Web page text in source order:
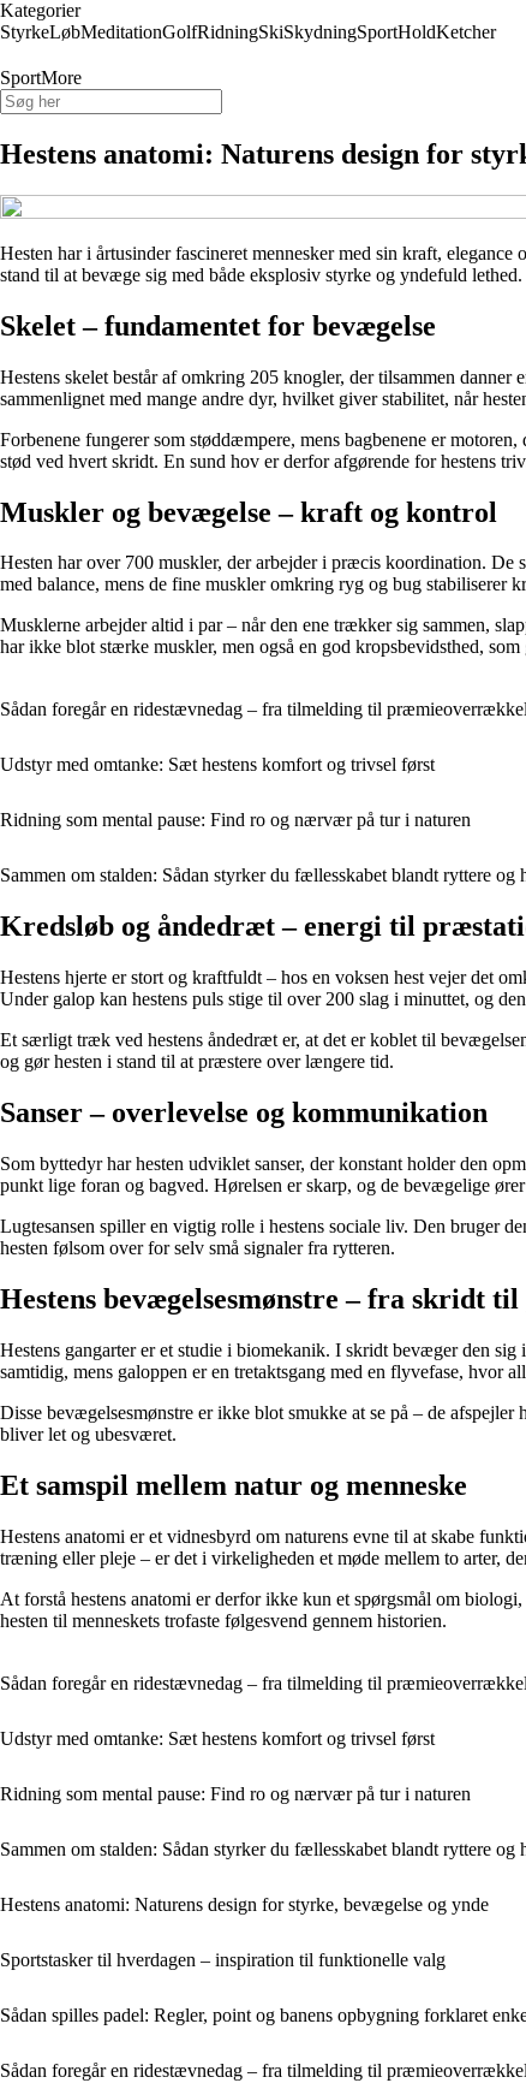
Kategorier
StyrkeLøbMeditationGolfRidningSkiSkydningSportHoldKetcher
SportMore
Hestens anatomi: Naturens design for
Hesten har i årtusinder fascineret mennesker med sin kraft,
stand til at bevæge sig med både eksplosiv styrke og yndefuld
Skelet – fundamentet for bevægelse
Hestens skelet består af omkring 205 knogler, der tilsammen
sammenlignet med mange andre dyr, hvilket giver stabilitet, når
Forbenene fungerer som støddæmpere, mens bagbenene er
stød ved hvert skridt. En sund hov er derfor afgørende for hestens
Muskler og bevægelse – kraft og kontrol
Hesten har over 700 muskler, der arbejder i præcis koordination.
med balance, mens de fine muskler omkring ryg og bug stabiliserer
Musklerne arbejder altid i par – når den ene trækker sig sammen,
har ikke blot stærke muskler, men også en god kropsbevidsthed,
Sådan foregår en ridestævnedag – fra tilmelding til
Udstyr med omtanke: Sæt hestens komfort og trivsel først
Ridning som mental pause: Find ro og nærvær på tur i naturen
Sammen om stalden: Sådan styrker du fællesskabet blandt ryttere og
Kredsløb og åndedræt – energi til
Hestens hjerte er stort og kraftfuldt – hos en voksen hest vejer det
Under galop kan hestens puls stige til over 200 slag i minuttet, og
Et særligt træk ved hestens åndedræt er, at det er koblet til
og gør hesten i stand til at præstere over længere tid.
Sanser – overlevelse og kommunikation
Som byttedyr har hesten udviklet sanser, der konstant holder den
punkt lige foran og bagved. Hørelsen er skarp, og de bevægelige
Lugtesansen spiller en vigtig rolle i hestens sociale liv. Den bruger
hesten følsom over for selv små signaler fra rytteren.
Hestens bevægelsesmønstre – fra skridt til
Hestens gangarter er et studie i biomekanik. I skridt bevæger den
samtidig, mens galoppen er en tretaktsgang med en flyvefase, hvor
Disse bevægelsesmønstre er ikke blot smukke at se på – de
bliver let og ubesværet.
Et samspil mellem natur og menneske
Hestens anatomi er et vidnesbyrd om naturens evne til at skabe
træning eller pleje – er det i virkeligheden et møde mellem to arter,
At forstå hestens anatomi er derfor ikke kun et spørgsmål om
hesten til menneskets trofaste følgesvend gennem historien.
Sådan foregår en ridestævnedag – fra tilmelding til
Udstyr med omtanke: Sæt hestens komfort og trivsel først
Ridning som mental pause: Find ro og nærvær på tur i naturen
Sammen om stalden: Sådan styrker du fællesskabet blandt ryttere og
Hestens anatomi: Naturens design for styrke, bevægelse og ynde
Sportstasker til hverdagen – inspiration til funktionelle valg
Sådan spilles padel: Regler, point og banens opbygning forklaret
Sådan foregår en ridestævnedag – fra tilmelding til